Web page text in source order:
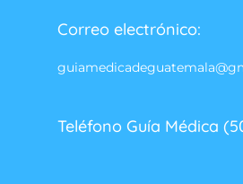
Correo electrónico:
Teléfono Guía Médica